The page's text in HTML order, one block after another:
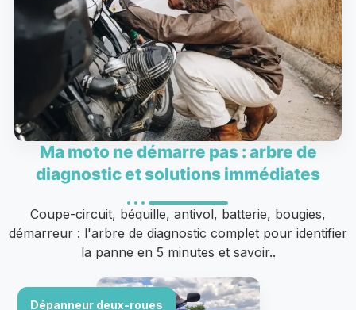
Ma moto ne démarre pas : arbre de
diagnostic et solutions immédiates
Coupe-circuit, béquille, antivol, batterie, bougies,
démarreur : l'arbre de diagnostic complet pour identifier
la panne en 5 minutes et savoir..
Dépanneur deux-roues